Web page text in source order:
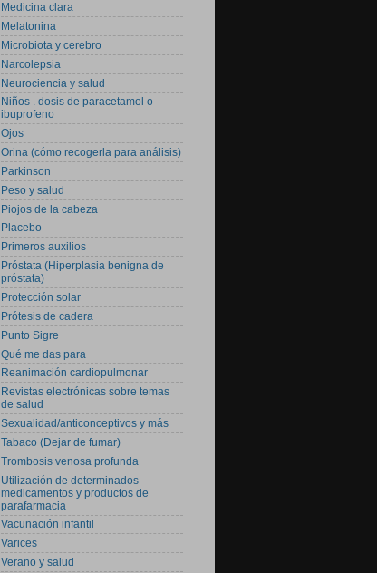
Medicina clara
Melatonina
Microbiota y cerebro
Narcolepsia
Neurociencia y salud
Niños . dosis de paracetamol o
ibuprofeno
Ojos
Orina (cómo recogerla para análisis)
Parkinson
Peso y salud
Piojos de la cabeza
Placebo
Primeros auxilios
Próstata (Hiperplasia benigna de
próstata)
Protección solar
Prótesis de cadera
Punto Sigre
Qué me das para
Reanimación cardiopulmonar
Revistas electrónicas sobre temas
de salud
Sexualidad/anticonceptivos y más
Tabaco (Dejar de fumar)
Trombosis venosa profunda
Utilización de determinados
medicamentos y productos de
parafarmacia
Vacunación infantil
Varices
Verano y salud